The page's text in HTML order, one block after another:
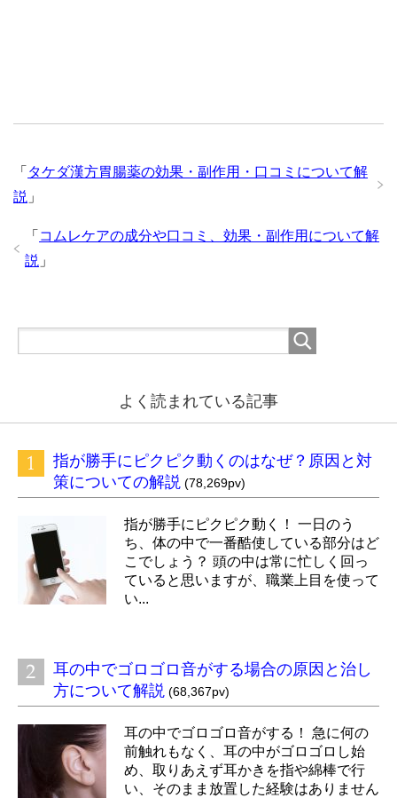
「 タケダ漢方胃腸薬の効果・副作用・口コミについて解
説 」
「 コムレケアの成分や口コミ、効果・副作用について解
説 」
よく読まれている記事
指が勝手にピクピク動くのはなぜ？原因と対
策についての解説 (78,269pv)
指が勝手にピクピク動く！ 一日のう
ち、体の中で一番酷使している部分はど
こでしょう？ 頭の中は常に忙しく回っ
ていると思いますが、職業上目を使って
い...
耳の中でゴロゴロ音がする場合の原因と治し
方について解説 (68,367pv)
耳の中でゴロゴロ音がする！ 急に何の
前触れもなく、耳の中がゴロゴロし始
め、取りあえず耳かきを指や綿棒で行
い、そのまま放置した経験はありません